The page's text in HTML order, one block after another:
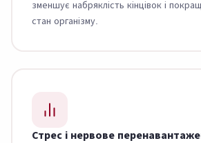
зменшує набряклість кінцівок і
стан організму.
Стрес і нервове